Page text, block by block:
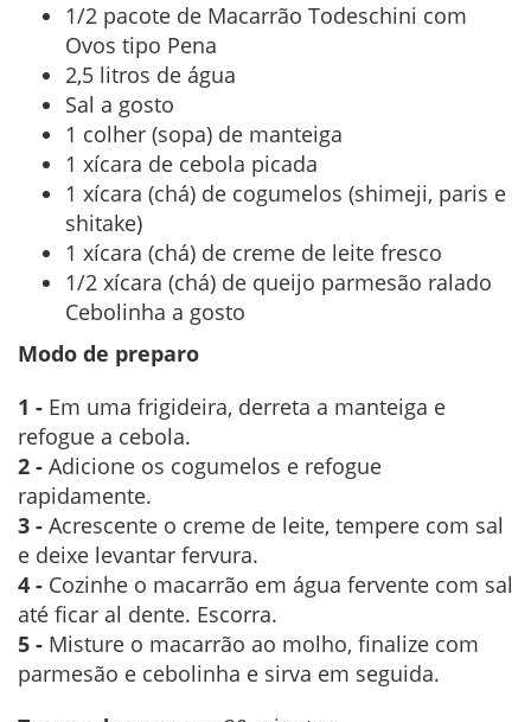
1/2 pacote de Macarrão Todeschini com
Ovos tipo Pena
2,5 litros de água
Sal a gosto
1 colher (sopa) de manteiga
1 xícara de cebola picada
1 xícara (chá) de cogumelos (shimeji, paris e
shitake)
1 xícara (chá) de creme de leite fresco
1/2 xícara (chá) de queijo parmesão ralado
Cebolinha a gosto
Modo de preparo
1 - Em uma frigideira, derreta a manteiga e
refogue a cebola.
2 - Adicione os cogumelos e refogue
rapidamente.
3 - Acrescente o creme de leite, tempere com sal
e deixe levantar fervura.
4 - Cozinhe o macarrão em água fervente com sal
até ficar al dente. Escorra.
5 - Misture o macarrão ao molho, finalize com
parmesão e cebolinha e sirva em seguida.